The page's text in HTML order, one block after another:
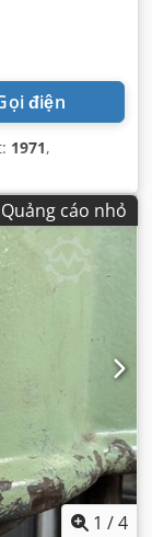
điện
1971,
Quảng cáo nhỏ
1 /4